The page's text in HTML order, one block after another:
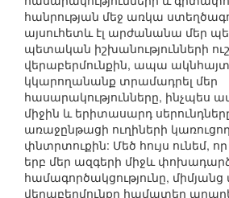
հանրության մեջ առկա
այսուհետև էլ արժանանա մեր
պետական իշխանությունների
վերաբերմունքին, ապա ակնհայտ
կկարողանանք տրամադրել մեր
հասարակությունները, ինչպես
միջին և երիտասարդ
առաջընթացի ուղիների
փնտրտուքին: Մեծ հույս ունեմ,
երբ մեր ազգերի միջև
համագործակցությունը,
վերաբերմունքը համատեղ